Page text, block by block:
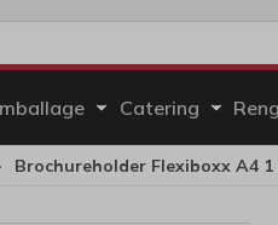
Catering
Brochureholder Flexiboxx A4